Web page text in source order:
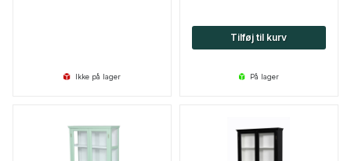
Ikke på lager
Tilføj til kurv
på lager